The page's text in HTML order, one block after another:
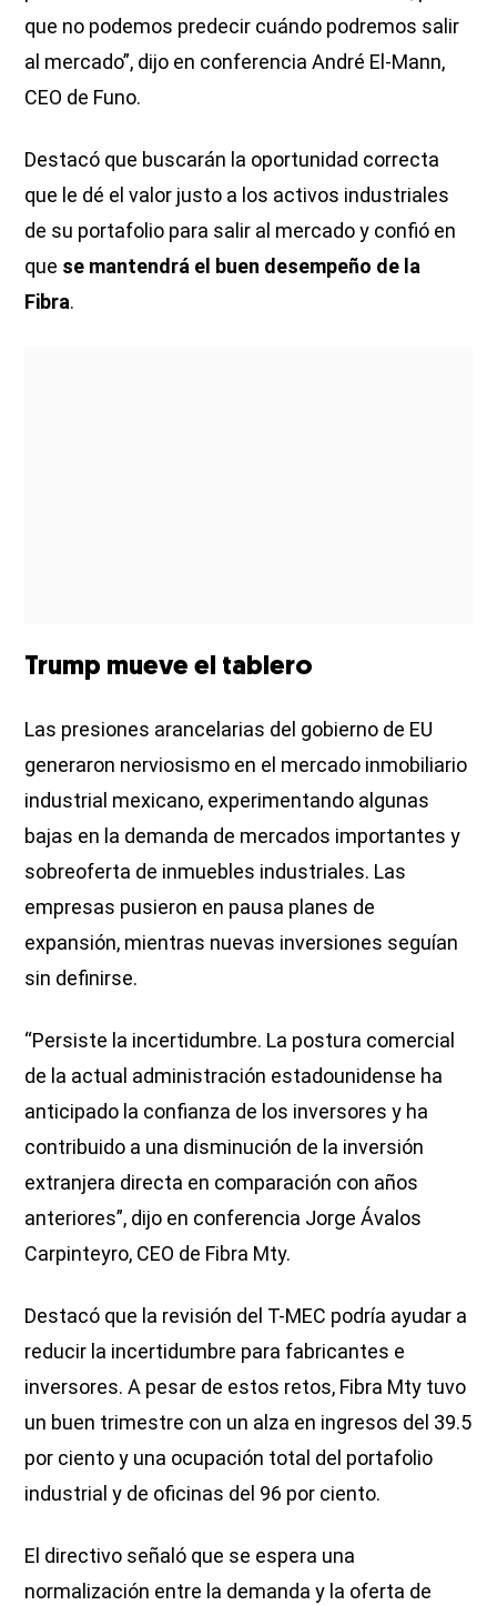
que no podemos predecir cuándo podremos salir
al mercado”, dijo en conferencia André El-Mann,
CEO de Funo.
Destacó que buscarán la oportunidad correcta
que le dé el valor justo a los activos industriales
de su portafolio para salir al mercado y confió en
que se mantendrá el buen desempeño de la
Fibra.
Trump mueve el tablero
Las presiones arancelarias del gobierno de EU
generaron nerviosismo en el mercado inmobiliario
industrial mexicano, experimentando algunas
bajas en la demanda de mercados importantes y
sobreoferta de inmuebles industriales. Las
empresas pusieron en pausa planes de
expansión, mientras nuevas inversiones seguían
sin definirse.
“Persiste la incertidumbre. La postura comercial
de la actual administración estadounidense ha
anticipado la confianza de los inversores y ha
contribuido a una disminución de la inversión
extranjera directa en comparación con años
anteriores”, dijo en conferencia Jorge Ávalos
Carpinteyro, CEO de Fibra Mty.
Destacó que la revisión del T-MEC podría ayudar a
reducir la incertidumbre para fabricantes e
inversores. A pesar de estos retos, Fibra Mty tuvo
un buen trimestre con un alza en ingresos del 39.5
por ciento y una ocupación total del portafolio
industrial y de oficinas del 96 por ciento.
El directivo señaló que se espera una
normalización entre la demanda y la oferta de